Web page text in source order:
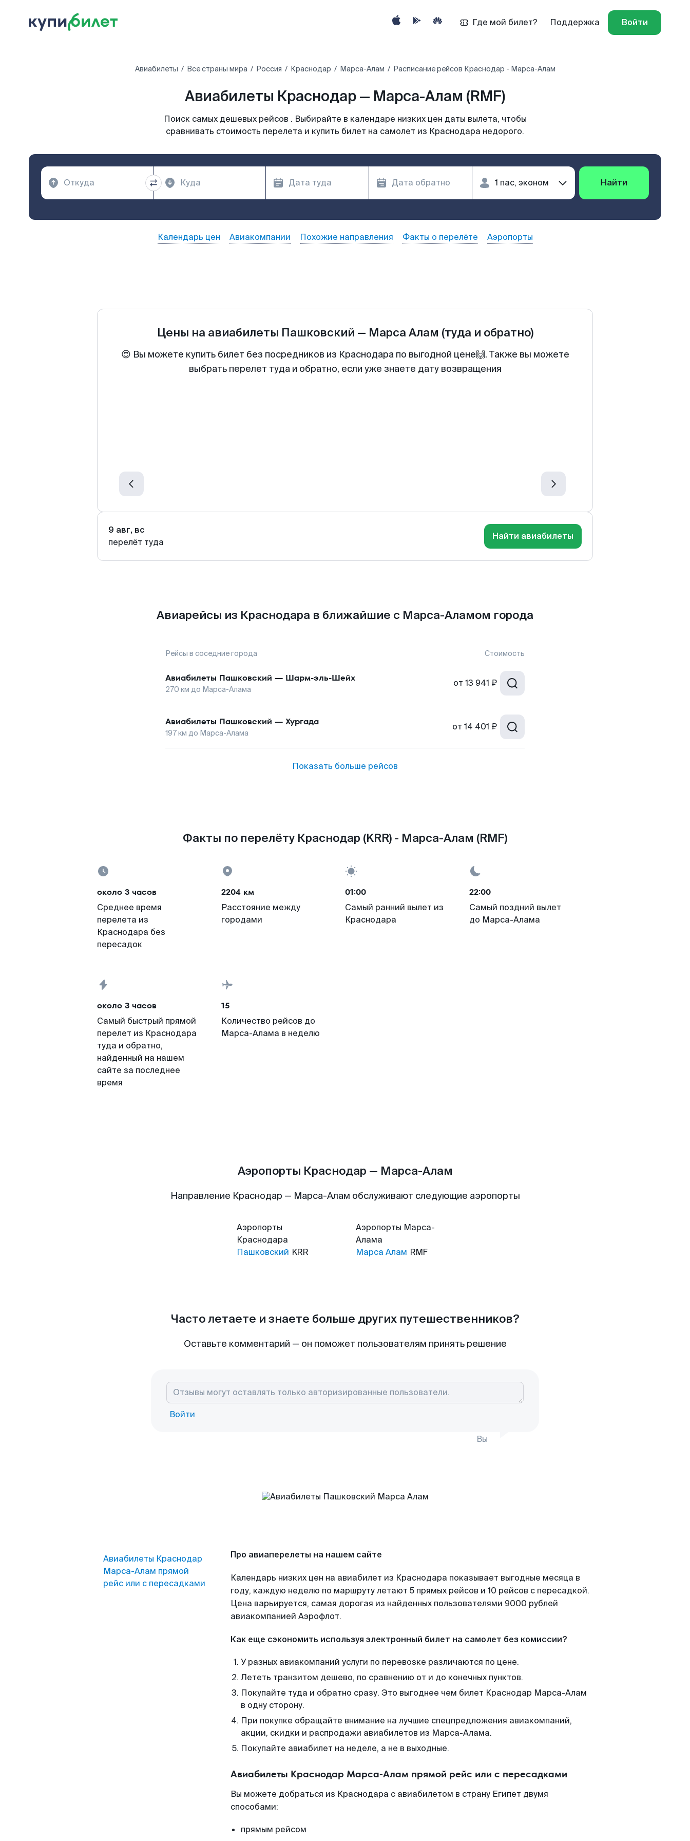
Где мой билет? Поддержка Войти
Авиабилеты Все страны мира Россия Краснодар Марса-Алам Расписание рейсов Краснодар - Марса-Алам
Авиабилеты Краснодар — Марса-Алам (RMF)
Поиск самых дешевых рейсов . Выбирайте в календаре низких цен даты вылета, чтобы
сравнивать стоимость перелета и купить билет на самолет из Краснодара недорого.
Найти
Календарь цен Авиакомпании Похожие направления Факты о перелёте Аэропорты
Цены на авиабилеты Пашковский — Марса Алам (туда и обратно)
😍 Вы можете купить билет без посредников из Краснодара по выгодной цене🙌. Также вы можете
выбрать перелет туда и обратно, если уже знаете дату возвращения
9 авг, вс
перелёт туда
Найти авиабилеты
Авиарейсы из Краснодара в ближайшие с Марса-Аламом города
Рейсы в соседние города Стоимость
Авиабилеты Пашковский — Шарм-эль-Шейх
270 км до Марса-Алама
от 13 941 ₽
Авиабилеты Пашковский — Хургада
197км до Марса-Алама
от 14 401 ₽
Показать больше рейсов
Факты по перелёту Краснодар (KRR) - Марса-Алам (RMF)
около 3 часов
Среднее время
перелета из
Краснодара без
пересадок
2204 км
Расстояние между
городами
01:00
Самый ранний вылет из
Краснодара
22:00
Самый поздний вылет
до Марса-Алама
около 3 часов
Самый быстрый прямой
перелет из Краснодара
туда и обратно,
найденный на нашем
сайте за последнее
время
15
Количество рейсов до
Марса-Алама в неделю
Аэропорты Краснодар — Марса-Алам
Направление Краснодар — Марса-Алам обслуживают следующие аэропорты
Аэропорты
Краснодара
Пашковский KRR
Аэропорты Марса-
Алама
Марса Алам RMF
Часто летаете и знаете больше других путешественников?
Оставьте комментарий — он поможет пользователям принять решение
Войти
Вы
Авиабилеты Краснодар
Марса-Алам прямой
рейс или с пересадками
Про авиаперелеты на нашем сайте
Календарь низких цен на авиабилет из Краснодара показывает выгодные месяца в
году, каждую неделю по маршруту летают 5 прямых рейсов и 10 рейсов с пересадкой.
Цена варьируется, самая дорогая из найденных пользователями 9000 рублей
авиакомпанией Аэрофлот.
Как еще сэкономить используя электронный билет на самолет без комиссии?
У разных авиакомпаний услуги по перевозке различаются по цене.
Лететь транзитом дешево, по сравнению от и до конечных пунктов.
Покупайте туда и обратно сразу. Это выгоднее чем билет Краснодар Марса-Алам
в одну сторону.
При покупке обращайте внимание на лучшие спецпредложения авиакомпаний,
акции, скидки и распродажи авиабилетов из Марса-Алама.
Покупайте авиабилет на неделе, а не в выходные.
Авиабилеты Краснодар Марса-Алам прямой рейс или с пересадками
Вы можете добраться из Краснодара с авиабилетом в страну Египет двумя
способами:
прямым рейсом